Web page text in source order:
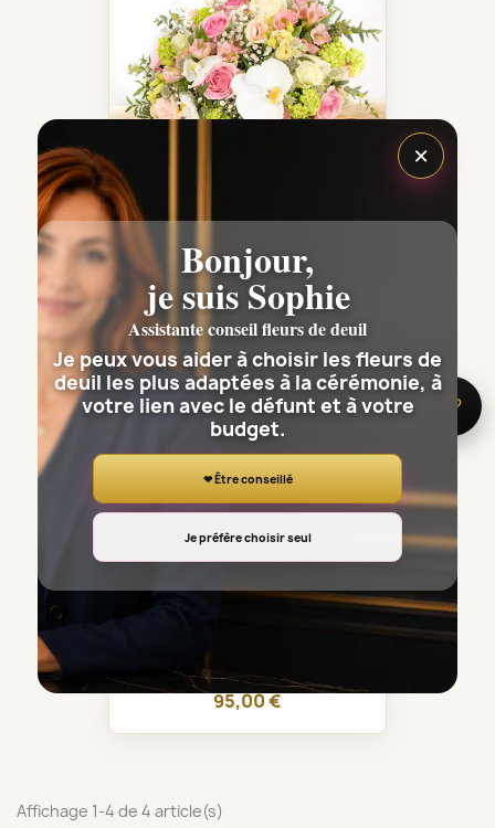
LYON BOUQUET DE FLEURS...
95,00 €
LYON BOUQUET DE FLEURS...
95,00 €
Affichage 1-4 de 4 article(s)
🌸 Besoin d’aide ?
×
Bonjour,
je suis Sophie
Assistante conseil fleurs de deuil
Je peux vous aider à choisir les fleurs de
deuil les plus adaptées à la cérémonie, à
votre lien avec le défunt et à votre
budget.
❤ Être conseillé
Je préfère choisir seul